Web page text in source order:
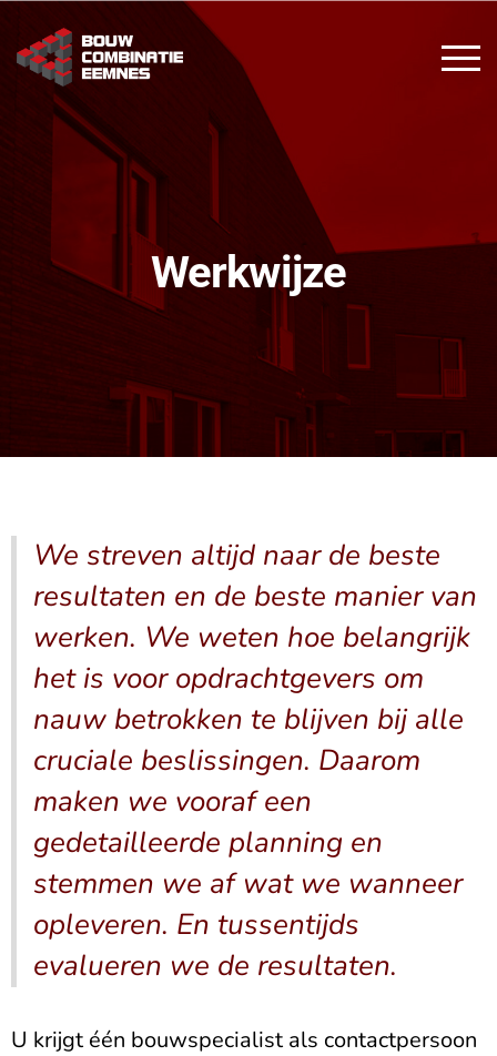
Werkwijze
We streven altijd naar de beste
resultaten en de beste manier van
werken. We weten hoe belangrijk
het is voor opdrachtgevers om
nauw betrokken te blijven bij alle
cruciale beslissingen. Daarom
maken we vooraf een
gedetailleerde planning en
stemmen we af wat we wanneer
opleveren. En tussentijds
evalueren we de resultaten.
U krijgt één bouwspecialist als contactpersoon